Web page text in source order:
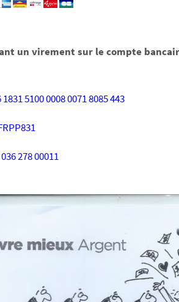
un virement sur le compte
1831 5100 0008 0071 8085 443
278 00011